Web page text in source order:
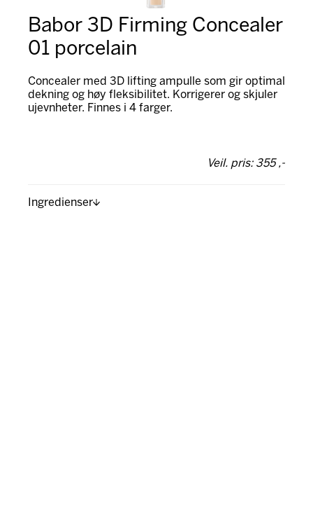
Babor 3D Firming Concealer
01 porcelain
Concealer med 3D lifting ampulle som gir optimal
dekning og høy fleksibilitet. Korrigerer og skjuler
ujevnheter. Finnes i 4 farger.
Veil. pris: 355 ,-
Ingredienser